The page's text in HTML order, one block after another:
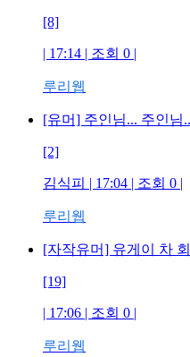
[8]
| 17:14 | 조회 0 |
루리웹
[유머] 주인님... 주인님
[2]
김식피 | 17:04 | 조회 0 |
루리웹
[자작유머] 유게이 차
[19]
| 17:06 | 조회 0 |
루리웹